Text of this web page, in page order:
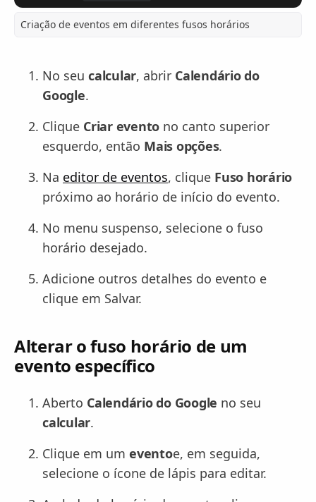
Criação de eventos em diferentes fusos horários
No seu calcular, abrir Calendário do
Google.
Clique Criar evento no canto superior
esquerdo, então Mais opções.
Na editor de eventos, clique Fuso horário
próximo ao horário de início do evento.
No menu suspenso, selecione o fuso
horário desejado.
Adicione outros detalhes do evento e
clique em Salvar.
Alterar o fuso horário de um
evento específico
Aberto Calendário do Google no seu
calcular.
Clique em um eventoe, em seguida,
selecione o ícone de lápis para editar.